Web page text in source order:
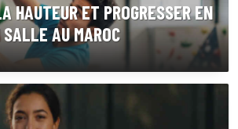
HAUTEUR ET PROGRESSER EN
AU MAROC